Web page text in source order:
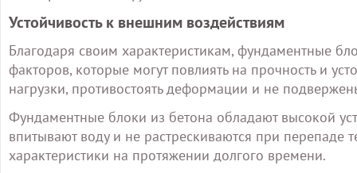
Устойчивость к внешним воздействиям
Благодаря своим характеристикам, фундаментные
факторов, которые могут повлиять на прочность и
нагрузки, противостоять деформации и не
Фундаментные блоки из бетона обладают высокой
впитывают воду и не растрескиваются при перепаде
характеристики на протяжении долгого времени.